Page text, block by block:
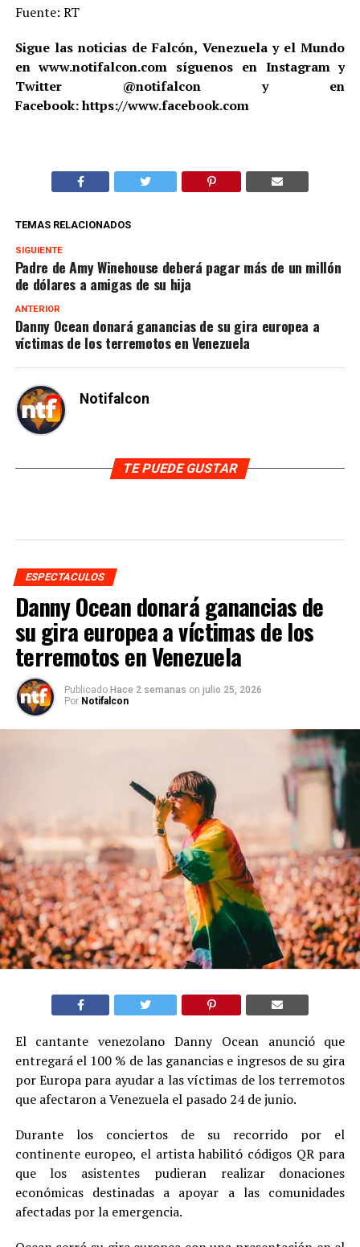
Fuente: RT
Sigue las noticias de Falcón, Venezuela y el Mundo
en www.notifalcon.com síguenos en Instagram y
Twitter @notifalcon y en
Facebook: https://www.facebook.com
TEMAS RELACIONADOS
SIGUIENTE
Padre de Amy Winehouse deberá pagar más de un millón
de dólares a amigas de su hija
ANTERIOR
Danny Ocean donará ganancias de su gira europea a
víctimas de los terremotos en Venezuela
Notifalcon
TE PUEDE GUSTAR
ESPECTACULOS
Danny Ocean donará ganancias de
su gira europea a víctimas de los
terremotos en Venezuela
Publicado Hace 2 semanas on julio 25, 2026
Por Notifalcon
El cantante venezolano Danny Ocean anunció que
entregará el 100 % de las ganancias e ingresos de su gira
por Europa para ayudar a las víctimas de los terremotos
que afectaron a Venezuela el pasado 24 de junio.
Durante los conciertos de su recorrido por el
continente europeo, el artista habilitó códigos QR para
que los asistentes pudieran realizar donaciones
económicas destinadas a apoyar a las comunidades
afectadas por la emergencia.